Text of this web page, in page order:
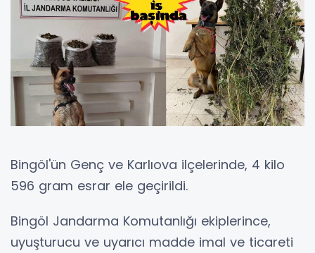
Bingöl'ün Genç ve Karlıova ilçelerinde, 4 kilo
596 gram esrar ele geçirildi.
Bingöl Jandarma Komutanlığı ekiplerince,
uyuşturucu ve uyarıcı madde imal ve ticareti